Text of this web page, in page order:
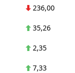
236,00
35,26
2,35
7,33